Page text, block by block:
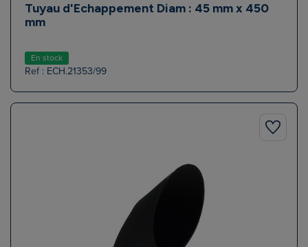
Tuyau d'Echappement Diam : 45 mm x 450
mm
En stock
Ref : ECH.21353/99